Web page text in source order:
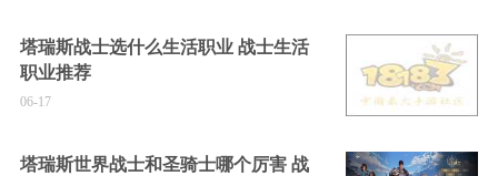
塔瑞斯战士选什么生活职业 战士生活
职业推荐
06-17
塔瑞斯世界战士和圣骑士哪个厉害 战